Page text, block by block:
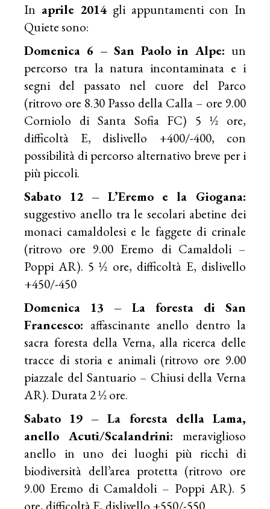
In aprile 2014gli appuntamenti con In
Quiete sono:
Domenica 6 – San Paolo in Alpe: un
percorso tra la natura incontaminata e i
segni del passato nel cuore del Parco
(ritrovo ore 8.30 Passo della Calla – ore 9.00
Corniolo di Santa Sofia FC) 5 ½ ore,
difficoltà E, dislivello +400/-400, con
possibilità di percorso alternativo breve per i
più piccoli.
Sabato 12 – L’Eremo e la Giogana:
suggestivo anello tra le secolari abetine dei
monaci camaldolesi e le faggete di crinale
(ritrovo ore 9.00 Eremo di Camaldoli –
Poppi AR). 5 ½ ore, difficoltà E, dislivello
+450/-450
Domenica 13 – La foresta di San
Francesco: affascinante anello dentro la
sacra foresta della Verna, alla ricerca delle
tracce di storia e animali (ritrovo ore 9.00
piazzale del Santuario – Chiusi della Verna
AR). Durata 2 ½ ore.
Sabato 19 – La foresta della Lama,
anello Acuti/Scalandrini: meraviglioso
anello in uno dei luoghi più ricchi di
biodiversità dell’area protetta (ritrovo ore
9.00 Eremo di Camaldoli – Poppi AR). 5
ore, difficoltà E, dislivello +550/-550